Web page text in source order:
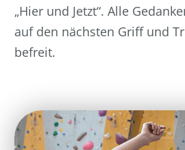
„Hier und Jetzt“. Alle
auf den nächsten Griff und
befreit.